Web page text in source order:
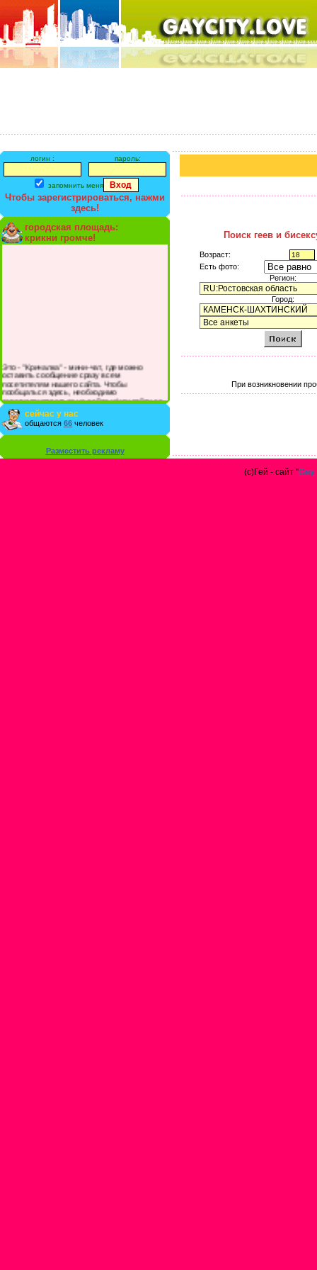
логин : пароль:
запомнить меня
Чтобы зарегистрироваться, нажми
здесь!
городская площадь:
крикни громче!
Это - "Кричалка" - мини-чат, где можно
оставить сообщение сразу всем
посетителям нашего сайта. Чтобы
пообщаться здесь, необходимо
зарегистрироваться на сайте и/или войти со
своими логином и паролем.
сейчас у нас
общаются 66 человек
Разместить рекламу
Поиск геев и
Возраст:
Есть фото:
Регион:
Город:
При возникновении
(с)Гей - сайт "Gay